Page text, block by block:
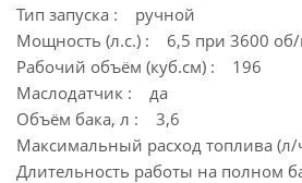
Тип запуска : ручной
Мощность (л.с.) : 6,5 при 3600
Рабочий объём (куб.см) : 196
Маслодатчик : да
Объём бака, л : 3,6
Максимальный расход топлива
Длительность работы на полном